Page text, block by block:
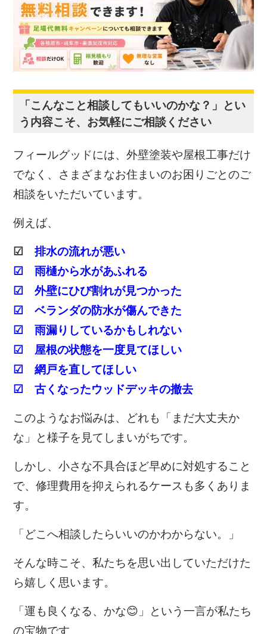
「こんなこと相談してもいいのかな？」とい
う内容こそ、お気軽にご相談ください
フィールグッドには、外壁塗装や屋根工事だけ
でなく、さまざまなお住まいのお困りごとのご
相談をいただいています。
例えば、
☑
排水の流れが悪い
☑ 雨樋から水があふれる
☑ 外壁にひび割れが見つかった
☑ ベランダの防水が傷んできた
☑ 雨漏りしているかもしれない
☑ 屋根の状態を一度見てほしい
☑ 網戸を直してほしい
☑ 古くなったウッドデッキの撤去
このようなお悩みは、どれも「まだ大丈夫か
な」と様子を見てしまいがちです。
しかし、小さな不具合ほど早めに対処すること
で、修理費用を抑えられるケースも多くありま
す。
「どこへ相談したらいいのかわからない。」
そんな時こそ、私たちを思い出していただけた
ら嬉しく思います。
「運も良くなる、かな😊」という一言が私たち
の宝物です